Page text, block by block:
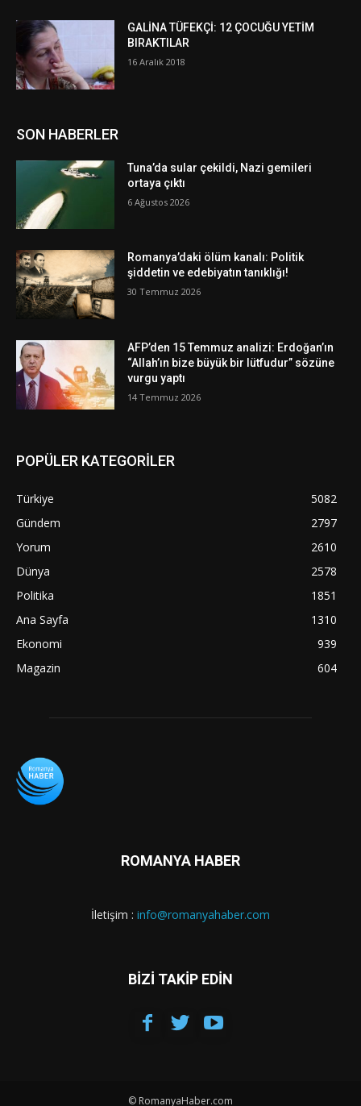
GALİNA TÜFEKÇİ: 12 ÇOCUĞU YETİM
BIRAKTILAR
16 Aralık 2018
SON HABERLER
Tuna’da sular çekildi, Nazi gemileri
ortaya çıktı
6 Ağustos 2026
Romanya’daki ölüm kanalı: Politik
şiddetin ve edebiyatın tanıklığı!
30 Temmuz 2026
AFP’den 15 Temmuz analizi: Erdoğan’ın
“Allah’ın bize büyük bir lütfudur” sözüne
vurgu yaptı
14 Temmuz 2026
POPÜLER KATEGORİLER
Türkiye
5082
Gündem
2797
Yorum
2610
Dünya
2578
Politika
1851
Ana Sayfa
1310
Ekonomi
939
Magazin
604
ROMANYA HABER
İletişim : info@romanyahaber.com
BİZİ TAKİP EDİN
© RomanyaHaber.com